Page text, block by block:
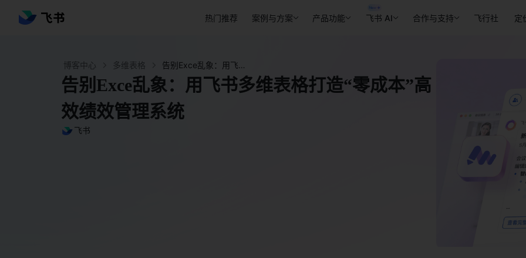
热门推荐 案例与方案 产品功能 飞书 AI 合作与支持 飞行社 定
博客中心 多维表格 告别Exce乱象：用飞书多维表格打造“零成本”高效绩效管理系统 - 飞书官网
告别Exce乱象：用飞书多维表格打造“零成本”高
效绩效管理系统
飞书